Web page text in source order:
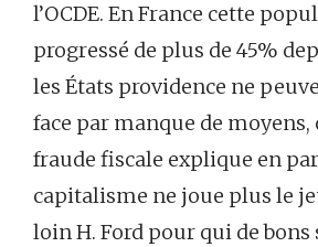
l’OCDE. En France cette
progressé de plus de 45%
les États providence ne
face par manque de moyens,
fraude fiscale explique en
capitalisme ne joue plus le
loin H. Ford pour qui de bons